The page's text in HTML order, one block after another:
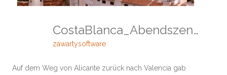
CostaBlanca_Abendszene
zawartysoftware
Auf dem Weg von Alicante zurück nach Valencia gab